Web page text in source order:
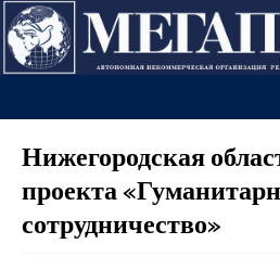
Нижегородская
проекта
сотрудничество»